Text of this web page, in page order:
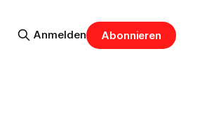
Anmelden Abonnieren